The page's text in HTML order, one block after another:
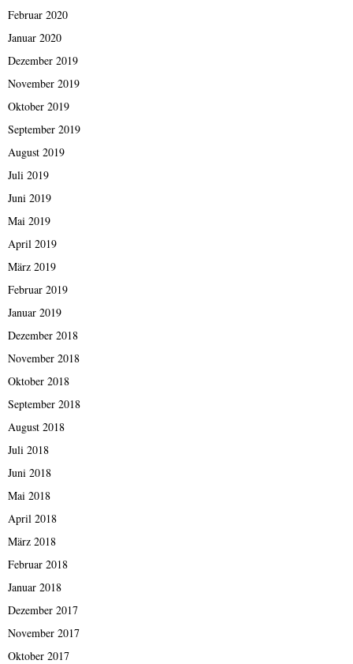
Februar 2020
Januar 2020
Dezember 2019
November 2019
Oktober 2019
September 2019
August 2019
Juli 2019
Juni 2019
Mai 2019
April 2019
März 2019
Februar 2019
Januar 2019
Dezember 2018
November 2018
Oktober 2018
September 2018
August 2018
Juli 2018
Juni 2018
Mai 2018
April 2018
März 2018
Februar 2018
Januar 2018
Dezember 2017
November 2017
Oktober 2017